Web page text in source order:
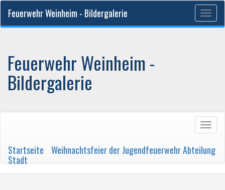
Feuerwehr Weinheim - Bildergalerie
Feuerwehr Weinheim -
Bildergalerie
Startseite Weihnachtsfeier der Jugendfeuerwehr Abteilung
Stadt